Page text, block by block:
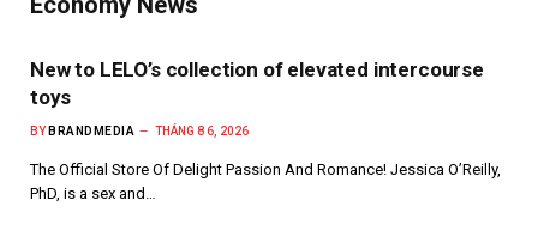
New to LELO’s collection of elevated intercourse
toys
BY BRANDMEDIA THÁNG 8 6, 2026
The Official Store Of Delight Passion And Romance! Jessica O’Reilly,
PhD, is a sex and…